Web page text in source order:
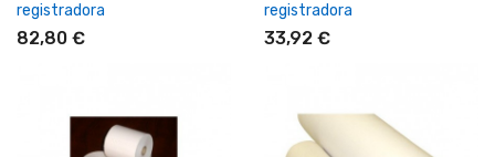
registradora
82,80 €
registradora
33,92 €